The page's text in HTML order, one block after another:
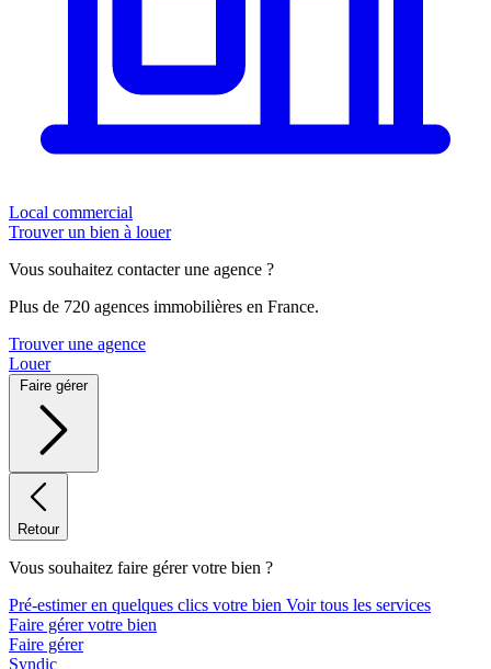
Local commercial
Trouver un bien à louer
Vous souhaitez contacter une agence ?
Plus de 720 agences immobilières en France.
Trouver une agence
Louer
Faire gérer
Retour
Vous souhaitez faire gérer votre bien ?
Pré-estimer en quelques clics votre bien Voir tous les services
Faire gérer votre bien
Faire gérer
Syndic